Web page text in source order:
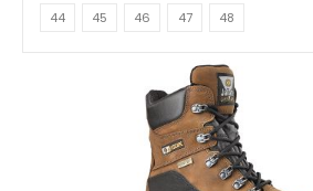
44
45 46 47 48